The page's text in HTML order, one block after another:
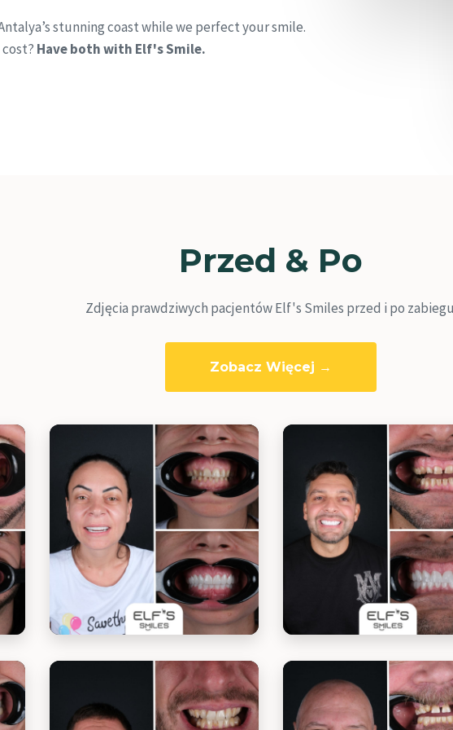
stunning coast while we perfect your smile.
Have both with Elf's Smile.
Przed & Po
Zdjęcia prawdziwych pacjentów Elf's Smiles przed i po
Zobacz Więcej →